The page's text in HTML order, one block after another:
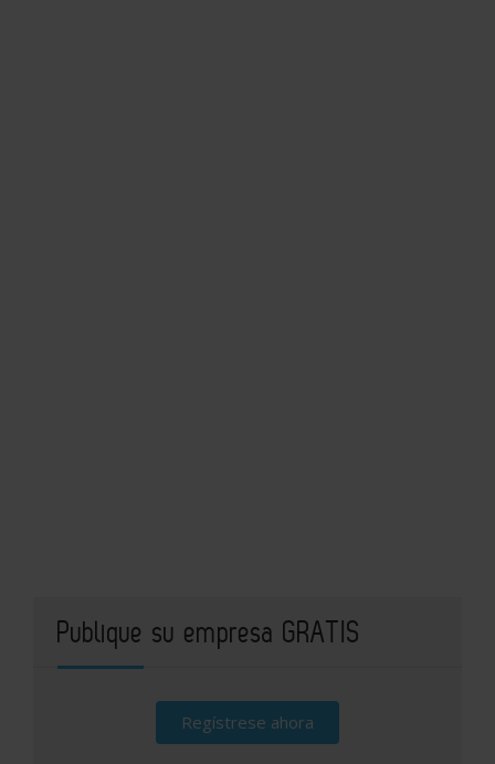
Publique su empresa GRATIS
Regístrese ahora